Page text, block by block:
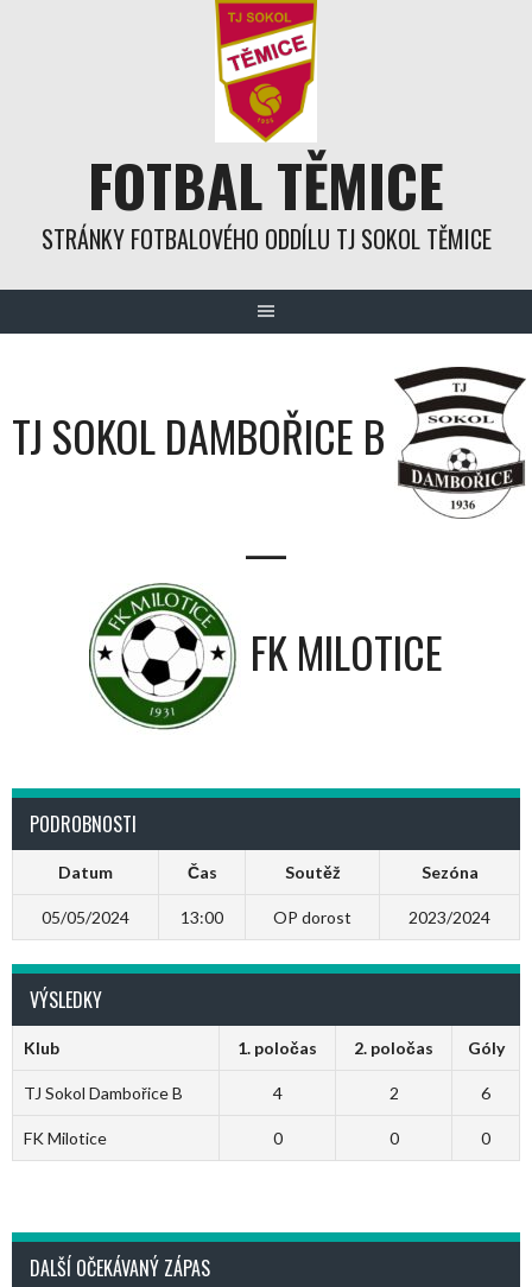
FOTBAL TĚMICE
STRÁNKY FOTBALOVÉHO ODDÍLU TJ SOKOL TĚMICE
TJ SOKOL DAMBOŘICE B
—
FK MILOTICE
PODROBNOSTI
Datum Čas Soutěž Sezóna
05/05/2024 13:00 OP dorost 2023/2024
VÝSLEDKY
Klub 1. poločas 2. poločas Góly
TJ Sokol Dambořice B 4 2 6
FK Milotice 0 0 0
DALŠÍ OČEKÁVANÝ ZÁPAS